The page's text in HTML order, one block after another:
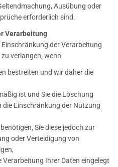
Ausübung oder
erforderlich sind.
Verarbeitung
der Verarbeitung
verlangen, wenn
bestreiten und wir daher die
ist und Sie die Löschung
Einschränkung der Nutzung
Sie diese jedoch zur
oder Verteidigung von
Verarbeitung Ihrer Daten eingelegt